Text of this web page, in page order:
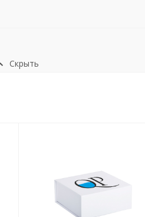
Скрыть